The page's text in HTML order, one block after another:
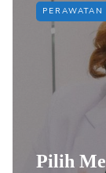
PERAWATAN
Pilih